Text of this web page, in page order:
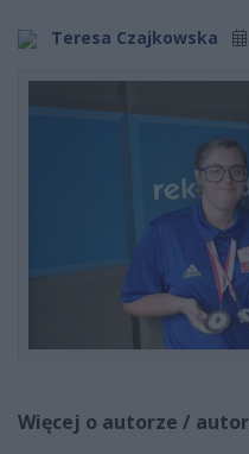
Teresa Czajkowska
Więcej o autorze /